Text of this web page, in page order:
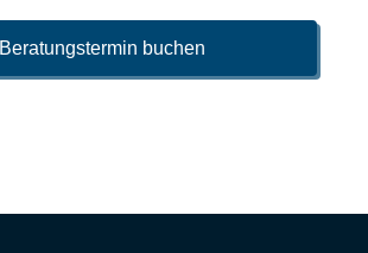
Beratungstermin buchen